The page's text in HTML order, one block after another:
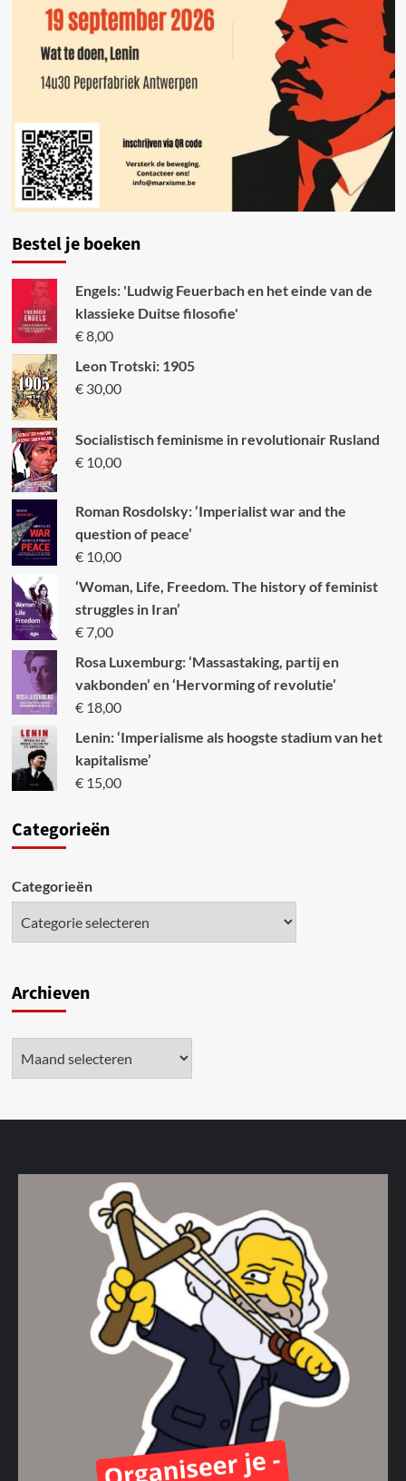
Bestel je boeken
Engels: 'Ludwig Feuerbach en het einde van de
klassieke Duitse filosofie'
€8,00
Leon Trotski: 1905
€30,00
Socialistisch feminisme in revolutionair Rusland
€10,00
Roman Rosdolsky: ‘Imperialist war and the
question of peace’
€10,00
‘Woman, Life, Freedom. The history of feminist
struggles in Iran’
€7,00
Rosa Luxemburg: ‘Massastaking, partij en
vakbonden’ en ‘Hervorming of revolutie’
€18,00
Lenin: ‘Imperialisme als hoogste stadium van het
kapitalisme’
€15,00
Categorieën
Categorieën
Archieven